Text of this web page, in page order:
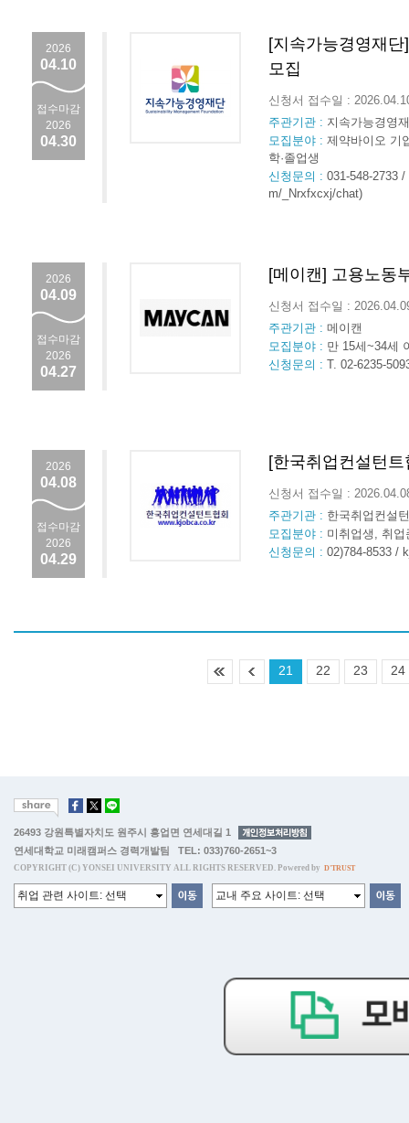
2026
04.10
접수마감
2026
04.30
[지속가능경영재단
모집
신청서 접수일 :
주관기관 : 지속가능경영
모집분야 : 제약바이오 기
학·졸업생
신청문의 : 031-548-2733
m/_Nrxfxcxj/chat)
2026
04.09
접수마감
2026
04.27
[메이캔] 고용노동
신청서 접수일 :
주관기관 : 메이캔
모집분야 : 만 15세~34세
신청문의 : T. 02-6235-
2026
04.08
접수마감
2026
04.29
[한국취업컨설턴
신청서 접수일 :
주관기관 : 한국취업컨설
모집분야 : 미취업생, 취업
신청문의 : 02)784-8533 /
21 22 23 24
26493 강원특별자치도 원주시 흥업면 연세대길 1
연세대학교 미래캠퍼스 경력개발팀 TEL: 033)760-2651~3
COPYRIGHT (C) YONSEI UNIVERSITY ALL RIGHTS RESERVED. Powered by D'TRUST